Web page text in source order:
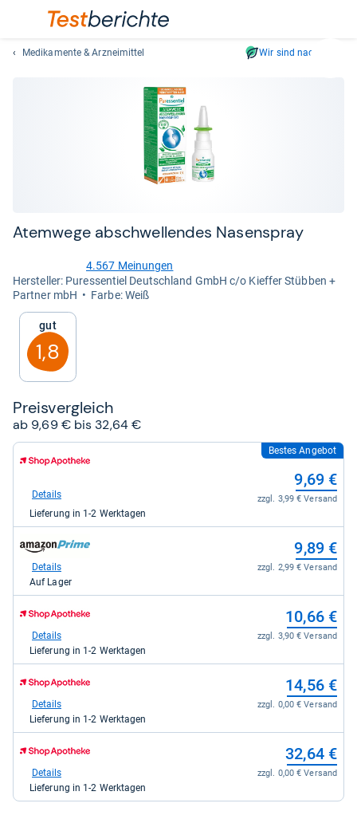
sich
Medikamente & Arzneimittel Wir sind nachhaltig
Atem­wege abschwel­len­des Nasen­spray
von
5
Sternen
4.567 Meinungen
Her­stel­ler: Puressentiel Deutschland GmbH c/o Kieffer Stübben +
Partner mbH
Farbe: Weiß
Gut
1,8
Preis­ver­gleich
ab 9,69 € bis 32,64 €
Shop:
Shop
DE
für
9,69
kaufen.
Bestes Angebot
9,69 €
zzgl. 3,99 € Versand
Details
Lieferung in 1-2 Werktagen
Shop:
Amazon.de
kaufen.
9,89 €
zzgl. 2,99 € Versand
Details
Auf Lager
zum
Shop:
Shop
für
kaufen.
10,66 €
zzgl. 3,90 € Versand
Details
Lieferung in 1-2 Werktagen
zum
Shop:
Shop
für
kaufen.
14,56 €
zzgl. 0,00 € Versand
Details
Lieferung in 1-2 Werktagen
zum
Shop:
Shop
32,64 €
zzgl. 0,00 € Versand
Details
Lieferung in 1-2 Werktagen